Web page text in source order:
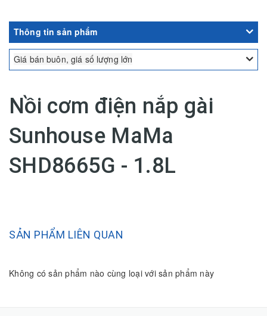
Thông tin sản phẩm
Giá bán buôn, giá số lượng lớn
Nồi cơm điện nắp gài
Sunhouse MaMa
SHD8665G - 1.8L
SẢN PHẨM LIÊN QUAN
Không có sản phẩm nào cùng loại với sản phẩm này